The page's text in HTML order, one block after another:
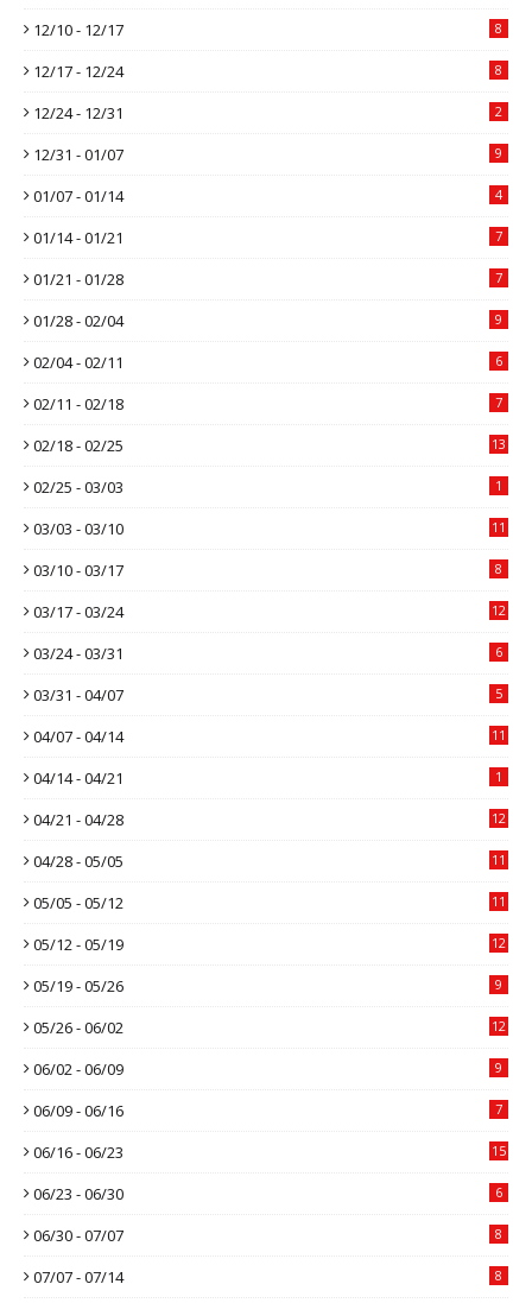
12/10 - 12/17 8
12/17 - 12/24 8
12/24 - 12/31 2
12/31 - 01/07 9
01/07 - 01/14 4
01/14 - 01/21 7
01/21 - 01/28 7
01/28 - 02/04 9
02/04 - 02/11 6
02/11 - 02/18 7
02/18 - 02/25 13
02/25 - 03/03 1
03/03 - 03/10 11
03/10 - 03/17 8
03/17 - 03/24 12
03/24 - 03/31 6
03/31 - 04/07 5
04/07 - 04/14 11
04/14 - 04/21 1
04/21 - 04/28 12
04/28 - 05/05 11
05/05 - 05/12 11
05/12 - 05/19 12
05/19 - 05/26 9
05/26 - 06/02 12
06/02 - 06/09 9
06/09 - 06/16 7
06/16 - 06/23 15
06/23 - 06/30 6
06/30 - 07/07 8
07/07 - 07/14 8